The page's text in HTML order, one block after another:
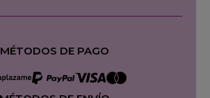
MÉTODOS DE PAGO